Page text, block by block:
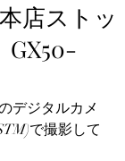
店ストッ
GX50-
デジタルカメ
で撮影して